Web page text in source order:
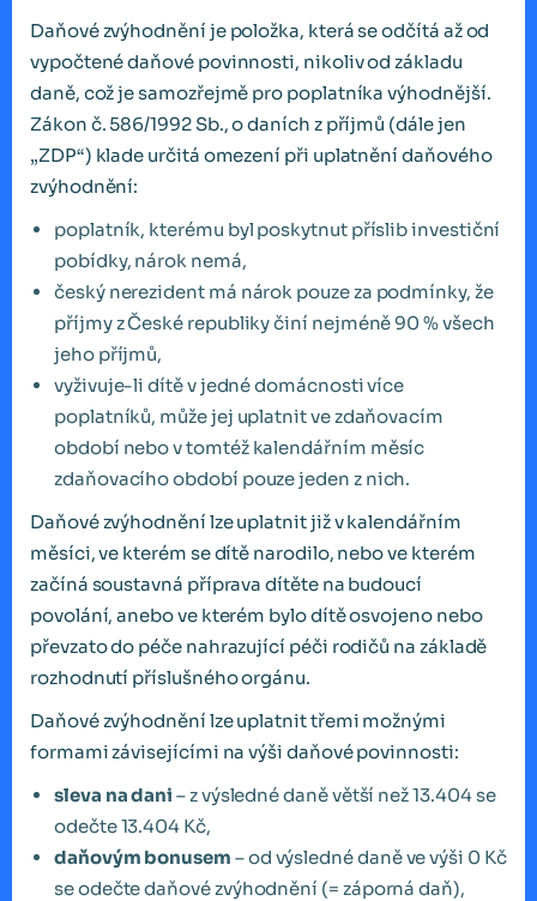
Daňové zvýhodnění je položka, která se odčítá až od
vypočtené daňové povinnosti, nikoliv od základu
daně, což je samozřejmě pro poplatníka výhodnější.
Zákon č. 586/1992 Sb., o daních z příjmů (dále jen
„ZDP“) klade určitá omezení při uplatnění daňového
zvýhodnění:
poplatník, kterému byl poskytnut příslib investiční
pobídky, nárok nemá,
český nerezident má nárok pouze za podmínky, že
příjmy z České republiky činí nejméně 90 % všech
jeho příjmů,
vyživuje-li dítě v jedné domácnosti více
poplatníků, může jej uplatnit ve zdaňovacím
období nebo v tomtéž kalendářním měsíc
zdaňovacího období pouze jeden z nich.
Daňové zvýhodnění lze uplatnit již v kalendářním
měsíci, ve kterém se dítě narodilo, nebo ve kterém
začíná soustavná příprava dítěte na budoucí
povolání, anebo ve kterém bylo dítě osvojeno nebo
převzato do péče nahrazující péči rodičů na základě
rozhodnutí příslušného orgánu.
Daňové zvýhodnění lze uplatnit třemi možnými
formami závisejícími na výši daňové povinnosti:
sleva na dani – z výsledné daně větší než 13.404 se
odečte 13.404 Kč,
daňovým bonusem – od výsledné daně ve výši 0 Kč
se odečte daňové zvýhodnění (= záporná daň),